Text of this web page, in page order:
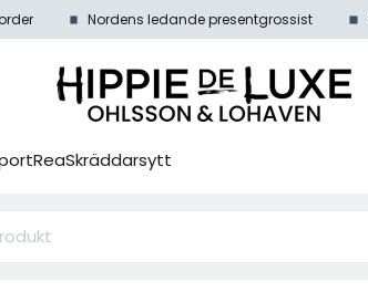
Nordens ledande presentgrossist
ReaSkräddarsytt